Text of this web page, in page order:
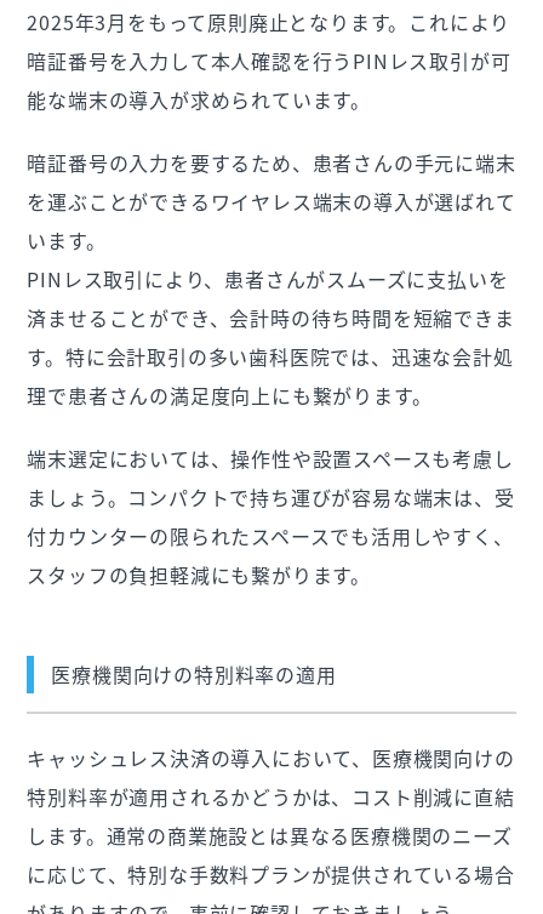
2025年3月をもって原則廃止となります。これにより
暗証番号を入力して本人確認を行うPINレス取引が可
能な端末の導入が求められています。
暗証番号の入力を要するため、患者さんの手元に端末
を運ぶことができるワイヤレス端末の導入が選ばれて
います。
PINレス取引により、患者さんがスムーズに支払いを
済ませることができ、会計時の待ち時間を短縮できま
す。特に会計取引の多い歯科医院では、迅速な会計処
理で患者さんの満足度向上にも繋がります。
端末選定においては、操作性や設置スペースも考慮し
ましょう。コンパクトで持ち運びが容易な端末は、受
付カウンターの限られたスペースでも活用しやすく、
スタッフの負担軽減にも繋がります。
医療機関向けの特別料率の適用
キャッシュレス決済の導入において、医療機関向けの
特別料率が適用されるかどうかは、コスト削減に直結
します。通常の商業施設とは異なる医療機関のニーズ
に応じて、特別な手数料プランが提供されている場合